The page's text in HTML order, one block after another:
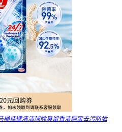
桶挂壁清洁球除臭留香洁厕宝去污防垢